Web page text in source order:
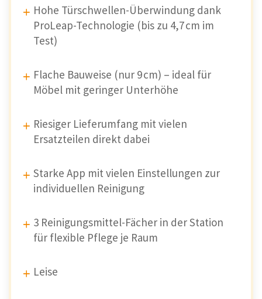
Hohe Türschwellen-Überwindung dank
ProLeap-Technologie (bis zu 4,7 cm im
Test)
Flache Bauweise (nur 9 cm) – ideal für
Möbel mit geringer Unterhöhe
Riesiger Lieferumfang mit vielen
Ersatzteilen direkt dabei
Starke App mit vielen Einstellungen zur
individuellen Reinigung
3 Reinigungsmittel-Fächer in der Station
für flexible Pflege je Raum
Leise